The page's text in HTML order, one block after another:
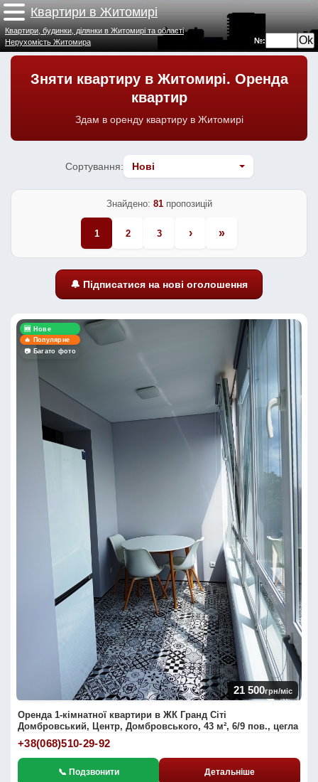
Квартири в Житомирі
№:
Квартири, будинки, ділянки в Житомирі та області
Нерухомість Житомира
Зняти квартиру в Житомирі. Оренда
квартир
Здам в оренду квартиру в Житомирі
Сортування:
Знайдено: 81пропозицій
1 2 3 › »
🔔 Підписатися на нові оголошення
🆕 Нове
🔥 Популярне
📷 Багато фото
21 500грн/міс
Оренда 1-кімнатної квартири в ЖК Гранд Сіті
Домбровський, Центр, Домбровського, 43 м², 6/9 пов., цегла
+38(068)510-29-92
📞 Подзвонити Детальніше